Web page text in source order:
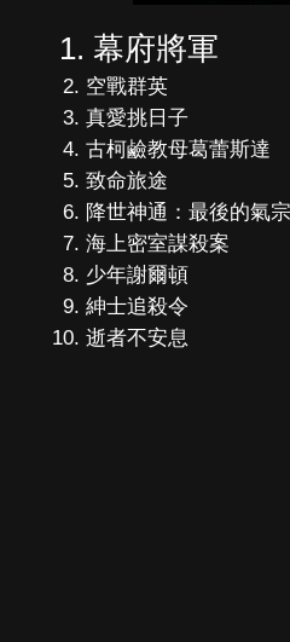
幕府將軍
空戰群英
真愛挑日子
古柯鹼教母葛蕾斯達
致命旅途
降世神通：最後的氣宗
海上密室謀殺案
少年謝爾頓
紳士追殺令
逝者不安息